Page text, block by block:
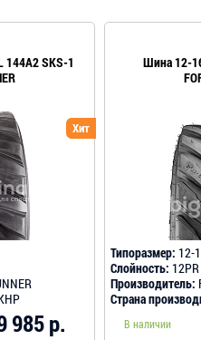
SKS-1
Хит
985 р.
Шина 12-
Типоразмер: 12-
Слойность: 12PR
Производитель:
Страна
В наличии